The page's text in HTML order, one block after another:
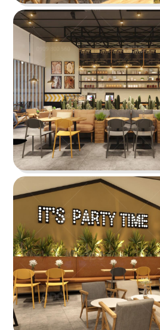
EL
El Gaucho Lotte Mall hứa
tưởng cho trải nghiệm ẩm
mang phong cách công
Chi tiết
HẢI SẢN
Đội ngũ thiết kế QDC đã
đặc trưng phong cách Địa
thanh lịch, sang trọng